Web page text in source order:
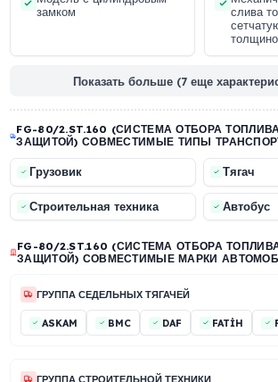
моноблочный корпус из
сплава
Модель с цилиндровым
замком
Показать больше
ЗАЩИТОЙ) СОВМЕСТИМЫЕ ТИПЫ
Грузовик